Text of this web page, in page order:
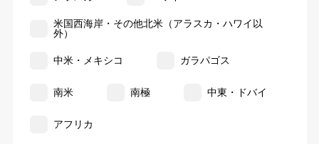
米国西海岸・その他北米（アラスカ・ハワイ以
外）
中米・メキシコ ガラパゴス
南米 南極 中東・ドバイ
アフリカ